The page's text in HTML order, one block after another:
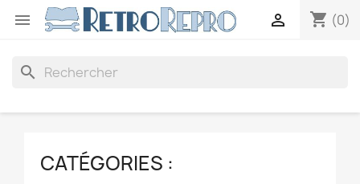
 shopping_cart (0)

search
CATÉGORIES :